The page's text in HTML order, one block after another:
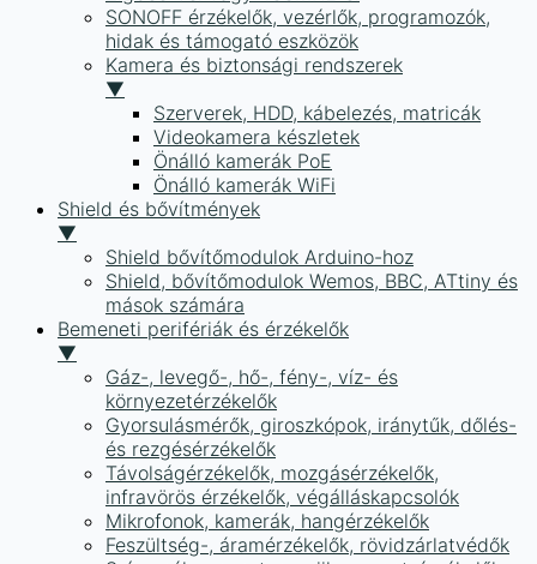
SONOFF érzékelők, vezérlők, programozók,
hidak és támogató eszközök
Kamera és biztonsági rendszerek
▼
Szerverek, HDD, kábelezés, matricák
Videokamera készletek
Önálló kamerák PoE
Önálló kamerák WiFi
Shield és bővítmények
▼
Shield bővítőmodulok Arduino-hoz
Shield, bővítőmodulok Wemos, BBC, ATtiny és
mások számára
Bemeneti perifériák és érzékelők
▼
Gáz-, levegő-, hő-, fény-, víz- és
környezetérzékelők
Gyorsulásmérők, giroszkópok, iránytűk, dőlés-
és rezgésérzékelők
Távolságérzékelők, mozgásérzékelők,
infravörös érzékelők, végálláskapcsolók
Mikrofonok, kamerák, hangérzékelők
Feszültség-, áramérzékelők, rövidzárlatvédők